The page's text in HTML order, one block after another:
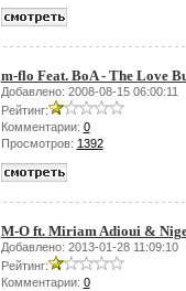
m-flo Feat. BoA - The Love
Добавлено: 2008-08-15 06:00:11
Рейтинг:
Комментарии: 0
Просмотров: 1392
M-O ft. Miriam Adioui &
Добавлено: 2013-01-28 11:09:10
Рейтинг:
Комментарии: 0